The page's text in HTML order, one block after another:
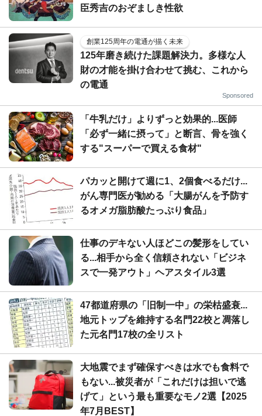
臣秀吉のおぞましき性欲
創業125周年の電通が描く未来
125年磨き続けた課題解決力。多様な人
財の才能を掛け合わせて挑む、これから
の電通
Sponsored
「牛乳だけ」よりずっと効果的...医師
「必ず一緒に摂って」と断言、骨を強く
する"スーパーで買える食材"
パカッと開けて週に1、2個食べるだけ...
がん専門医が勧める「大腸がんを予防す
るオメガ脂肪酸たっぷり食品」
仕事のデキない人ほどこの髪形をしてい
る...相手から全く信頼されない「ビジネ
スで一発アウト」ヘアスタイル3選
47都道府県の「旧制一中」の栄枯盛衰...
地元トップを維持する名門22校と凋落し
た元名門17校の全リスト
大地震でまず確保すべきは水でも食料で
もない...被災者が「これだけは担いで逃
げて」という最も重要なモノ2選【2025
年7月BEST】